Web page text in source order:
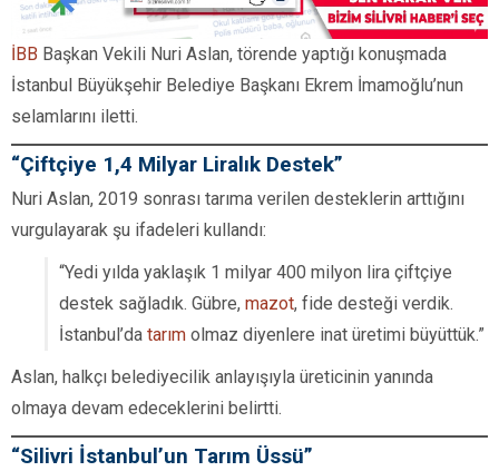
İBB Başkan Vekili Nuri Aslan, törende yaptığı konuşmada
İstanbul Büyükşehir Belediye Başkanı Ekrem İmamoğlu’nun
selamlarını iletti.
“Çiftçiye 1,4 Milyar Liralık Destek”
Nuri Aslan, 2019 sonrası tarıma verilen desteklerin arttığını
vurgulayarak şu ifadeleri kullandı:
“Yedi yılda yaklaşık 1 milyar 400 milyon lira çiftçiye
destek sağladık. Gübre, mazot, fide desteği verdik.
İstanbul’da tarım olmaz diyenlere inat üretimi büyüttük.”
Aslan, halkçı belediyecilik anlayışıyla üreticinin yanında
olmaya devam edeceklerini belirtti.
“Silivri İstanbul’un Tarım Üssü”